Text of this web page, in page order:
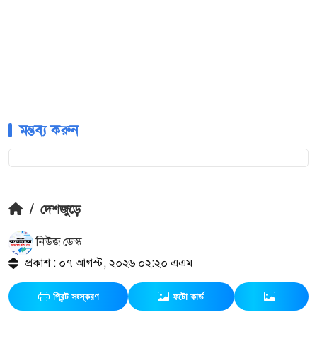
মন্তব্য করুন
/ দেশজুড়ে
নিউজ ডেস্ক
প্রকাশ : ০৭ আগস্ট, ২০২৬ ০২:২০ এএম
প্রিন্ট সংস্করণ ফটো কার্ড